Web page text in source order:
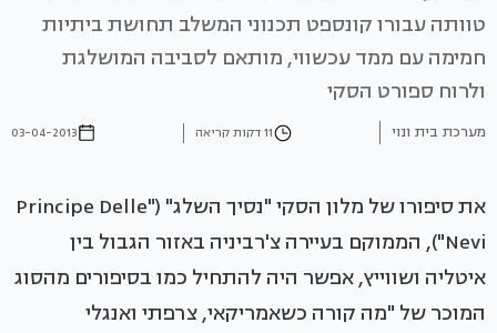
טוותה עבורו קונספט תכנוני המשלב תחושת ביתיות
חמימה עם ממד עכשווי, מותאם לסביבה המושלגת
ולרוח ספורט הסקי
מערכת בית ונוי 11 דקות קריאה 03-04-2013
את סיפורו של מלון הסקי "נסיך השלג" ("Principe Delle
Nevi"), הממוקם בעיירה צ'רביניה באזור הגבול בין
איטליה ושווייץ, אפשר היה להתחיל כמו בסיפורים מהסוג
המוכר של "מה קורה כשאמריקאי, צרפתי ואנגלי